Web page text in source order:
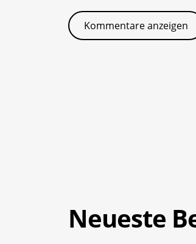
Kommentare anzeigen
Neueste